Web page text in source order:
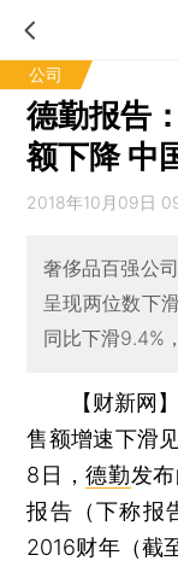
公司
德勤报告
额下降 中
2018年10月09日
奢侈品百强公
呈现两位数下
同比下滑9.4%
【财新网
售额增速下滑
8日，德勤发
报告（下称报
2016财年（截